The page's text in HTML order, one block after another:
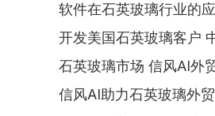
软件在石英玻璃行业的
开发美国石英玻璃客户
石英玻璃市场 信风AI外
信风AI助力石英玻璃外